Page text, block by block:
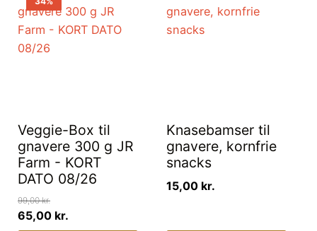
Veggie-Box til
gnavere 300 g JR
Farm - KORT
DATO 08/26
99,00kr.
65,00 kr.
Knasebamser til
gnavere, kornfrie
snacks
15,00 kr.